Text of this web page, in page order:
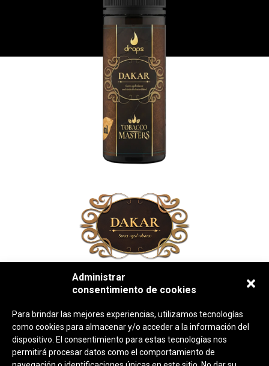
Administrar
consentimiento de cookies
Para brindar las mejores experiencias, utilizamos tecnologías
como cookies para almacenar y/o acceder a la información del
dispositivo. El consentimiento para estas tecnologías nos
permitirá procesar datos como el comportamiento de
DESCRIPCIÓN DEL PRODUCTO
DAKAR: Tabaco, galleta horneada y canela.
Rompiendo los límites del tabaquil tradicional, presenta una
compleja estructura de sabor que equilibra la robustez de la